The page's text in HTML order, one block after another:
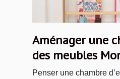
Aménager une
des meubles
idées et
Penser une chambre